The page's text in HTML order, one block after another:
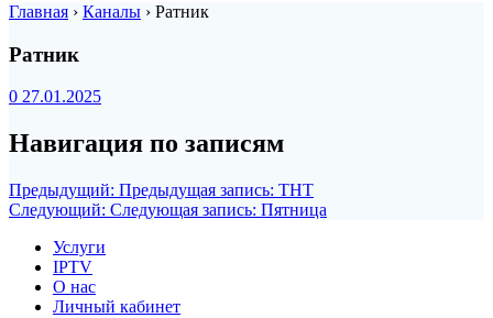
Главная › Каналы › Ратник
Ратник
0 27.01.2025
Навигация по записям
Предыдущий: Предыдущая запись: ТНТ
Следующий: Следующая запись: Пятница
Услуги
IPTV
О нас
Личный кабинет